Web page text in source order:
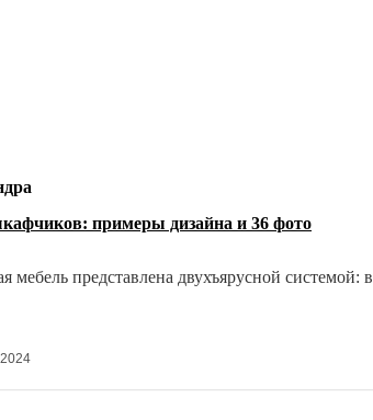
примеры дизайна и 36 фото
мебель представлена двухъярусной
популярность приобретает дизайн
нашей статье.